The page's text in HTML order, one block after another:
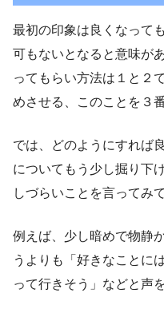
最初の印象は良くなって
可もないとなると意味が
ってもらい方法は１と２
めさせる、このことを３
では、どのようにすれば
についてもう少し掘り下
しづらいことを言ってみ
例えば、少し暗めで物静
うよりも「好きなことに
って行きそう」などと声